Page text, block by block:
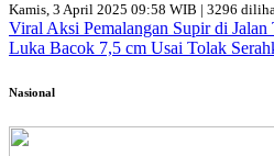
Kamis, 3 April 2025 09:58 WIB | 3296
Viral Aksi Pemalangan Supir di
Luka Bacok 7,5 cm Usai Tolak
Nasional